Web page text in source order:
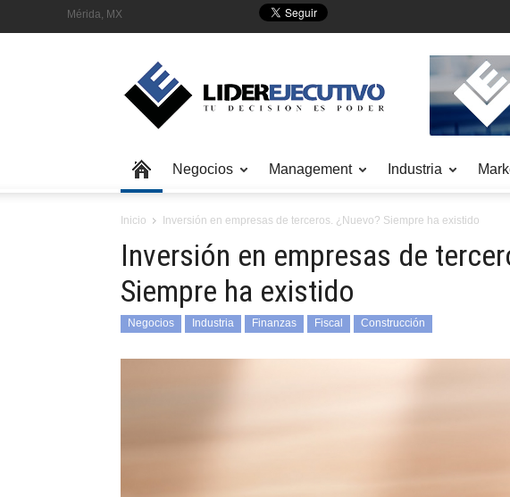
Mérida, MX
Negocios Management Industria
Inicio Inversión en empresas de terceros. ¿Nuevo? Siempre ha existido
Inversión en empresas de
Siempre ha existido
Negocios Industria Finanzas Fiscal Construcción